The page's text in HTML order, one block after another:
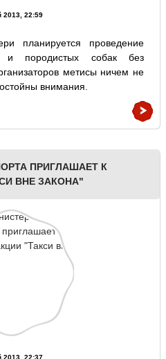
2013, 22:59
планируется проведение
и породистых собак без
метисы ничем не
внимания.
ПРИГЛАШАЕТ К
ВНЕ ЗАКОНА"
2013, 22:37